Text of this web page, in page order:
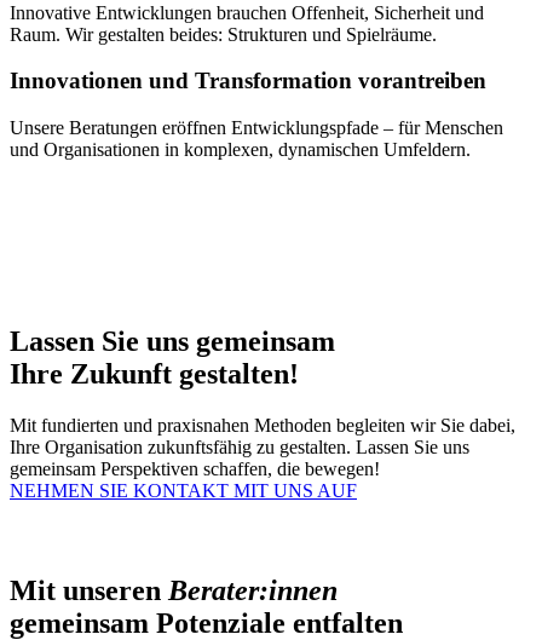
Innovative Entwicklungen brauchen Offenheit, Sicherheit und
Raum. Wir gestalten beides: Strukturen und Spielräume.
Innovationen und Transformation vorantreiben
Unsere Beratungen eröffnen Entwicklungspfade – für Menschen
und Organisationen in komplexen, dynamischen Umfeldern.
Lassen Sie uns gemeinsam
Ihre Zukunft gestalten!
Mit fundierten und praxisnahen Methoden begleiten wir Sie dabei,
Ihre Organisation zukunftsfähig zu gestalten. Lassen Sie uns
gemeinsam Perspektiven schaffen, die bewegen!
NEHMEN SIE KONTAKT MIT UNS AUF
Mit unseren Berater:innen
gemeinsam Potenziale entfalten